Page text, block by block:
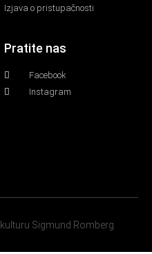
Izjava o pristupačnosti
Pratite nas
Facebook
Instagram
Sigmund Romberg